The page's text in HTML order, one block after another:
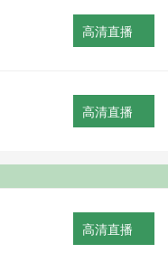
高清直播
高清直播
高清直播